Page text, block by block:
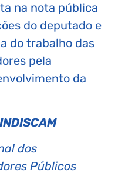
na nota pública
do deputado e
do trabalho das
pela
da
dos
Públicos